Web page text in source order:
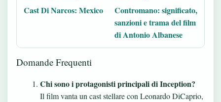
Cast Di Narcos: Mexico
Contromano: significato,
sanzioni e trama del film
di Antonio Albanese
Domande Frequenti
Chi sono i protagonisti principali di Inception?
Il film vanta un cast stellare con Leonardo DiCaprio,